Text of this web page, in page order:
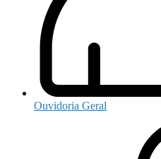
Ouvidoria Geral